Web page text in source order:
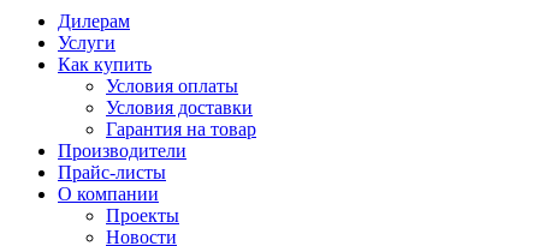
Дилерам
Услуги
Как купить
Условия оплаты
Условия доставки
Гарантия на товар
Производители
Прайс-листы
О компании
Проекты
Новости